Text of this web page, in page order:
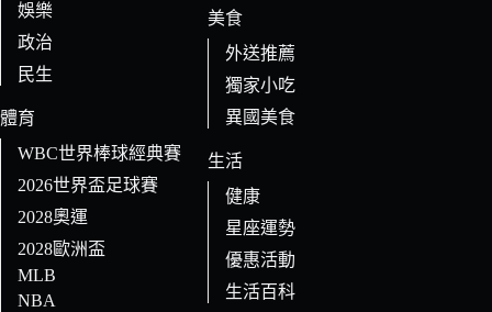
娛樂
政治
民生
體育
WBC世界棒球經典賽
2026世界盃足球賽
2028奧運
2028歐洲盃
MLB
NBA
美食
外送推薦
獨家小吃
異國美食
生活
健康
星座運勢
優惠活動
生活百科